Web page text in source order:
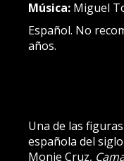
Música: Miguel
Español. No
años.
Una de las
española del
Monje Cruz,